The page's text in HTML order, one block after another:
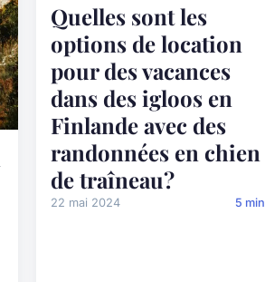
Quelles sont les
options de location
pour des vacances
dans des igloos en
Finlande avec des
randonnées en chien
de traîneau?
22 mai 2024 5 min